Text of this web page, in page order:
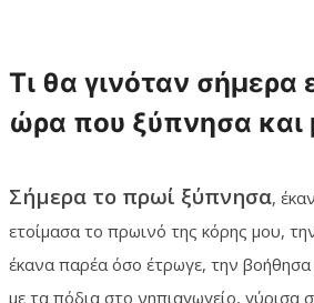
Τι θα γινόταν σήμερα
ώρα που ξύπνησα και
Σήμερα το πρωί ξύπνησα,
ετοίμασα το πρωινό της κόρης μου,
έκανα παρέα όσο έτρωγε, την
με τα πόδια στο νηπιαγωγείο, γύρισα